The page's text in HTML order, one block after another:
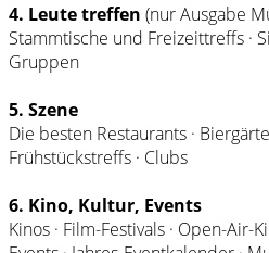
4. Leute treffen (nur Ausgabe
Stammtische und Freizeittreffs ·
Gruppen
5. Szene
Die besten Restaurants ·
Frühstückstreffs · Clubs
6. Kino, Kultur, Events
Kinos · Film-Festivals · Open-Air-